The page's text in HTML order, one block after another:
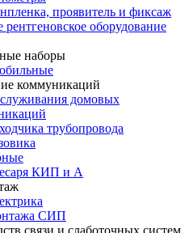
проявитель и фиксаж
рентгеновское оборудование
наборы
коммуникаций
домовых
трубопровода
КИП и А
СИП
связи и слаботочных систем